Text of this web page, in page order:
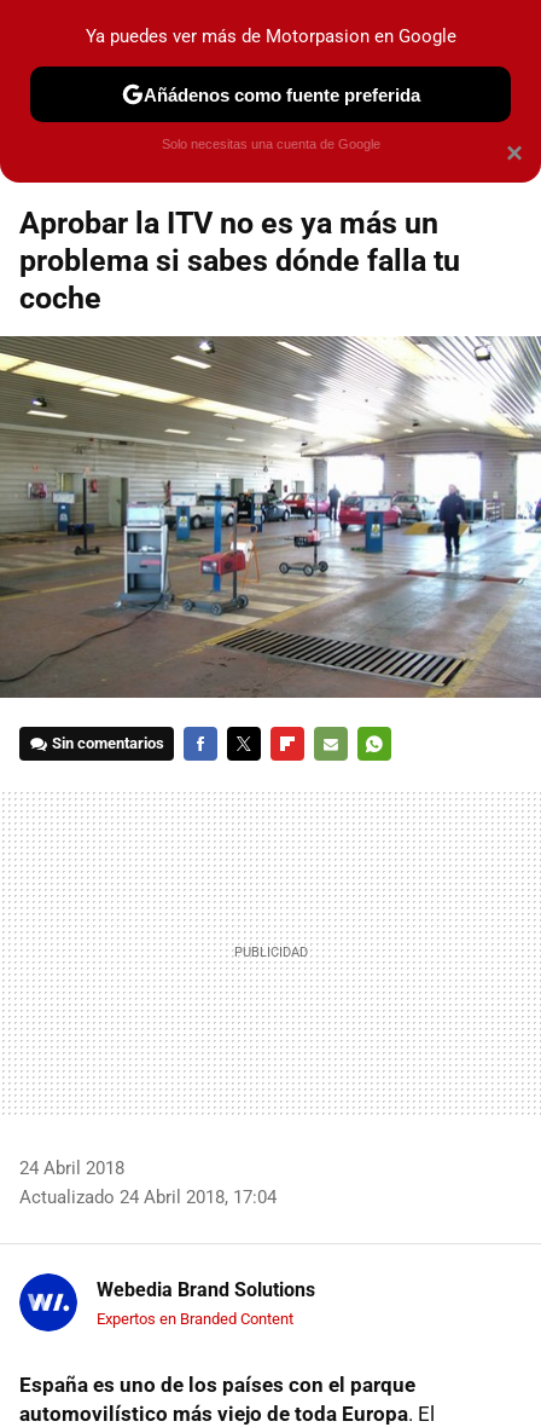
marca que se menciona
Espacio Toyota
Aprobar la ITV no es ya más un
problema si sabes dónde falla tu
coche
Sin comentarios
MAIL
24 Abril 2018
Actualizado 24 Abril 2018, 17:04
Webedia Brand Solutions
Expertos en Branded Content
España es uno de los países con el parque
automovilístico más viejo de toda Europa. El
×
Ya puedes ver más de Motorpasion en Google
Añádenos como fuente preferida
Solo necesitas una cuenta de Google